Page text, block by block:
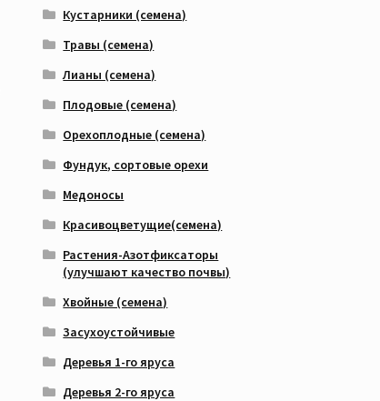
Кустарники (семена)
Травы (семена)
Лианы (семена)
Плодовые (семена)
Орехоплодные (семена)
Фундук, сортовые орехи
Медоносы
Красивоцветущие(семена)
Растения-Азотфиксаторы
(улучшают качество почвы)
Хвойные (семена)
Засухоустойчивые
Деревья 1-го яруса
Деревья 2-го яруса